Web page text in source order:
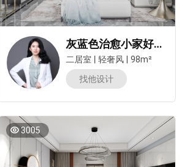
灰蓝色治愈小家好懂收纳！轻奢质感拉满，打扫无难度！
二居室 轻奢风
98m²
找他设计
3005
1v1咨询设计师